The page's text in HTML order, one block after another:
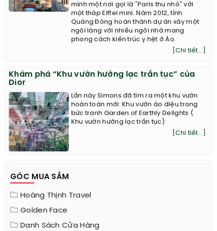
mình một nơi gọi là "Paris thu nhỏ" với
một tháp Eiffel mini. Năm 2012, tỉnh
Quảng Đông hoàn thành dự án xây một
ngôi làng với nhiều ngôi nhà mang
phong cách kiến trúc y hệt ở Áo.
[Chi tiết...]
Khám phá “Khu vườn hưởng lạc trần tục” của
Dior
Lần này Simons đã tìm ra một khu vườn
hoàn toàn mới: Khu vườn ảo diệu trong
bức tranh Garden of Earthly Delights (
Khu vườn hưởng lạc trần tục)
[Chi tiết...]
GÓC MUA SẮM
Hoàng Thịnh Travel
Golden Face
Danh Sách Cửa Hàng